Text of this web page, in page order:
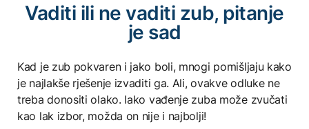
Vaditi ili ne vaditi zub, pitanje
je sad
Kad je zub pokvaren i jako boli, mnogi pomišljaju kako
je najlakše rješenje izvaditi ga. Ali, ovakve odluke ne
treba donositi olako. Iako vađenje zuba može zvučati
kao lak izbor, možda on nije i najbolji!